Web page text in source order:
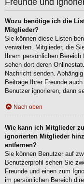
Wozu benötige ich die
Mitglieder?
Sie können diese Listen
verwalten. Mitglieder, die
Ihrem persönlichen
sehen dort deren
Nachricht senden.
Beiträge Ihrer Freunde
Benutzer ignorieren, dann
Nach oben
Wie kann ich Mitglieder
ignorierten Mitglieder
entfernen?
Sie können Benutzer auf
Benutzerprofil sehen Sie
Freunde und einen zum
im persönlichen Bereich